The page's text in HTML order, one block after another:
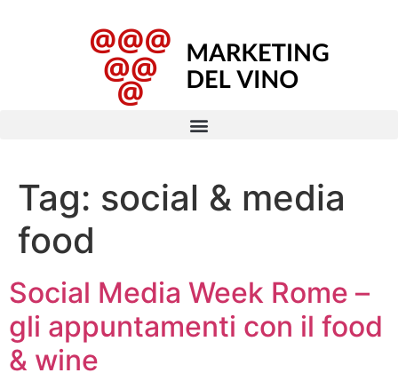
Tag: social & media
food
Social Media Week Rome –
gli appuntamenti con il food
& wine